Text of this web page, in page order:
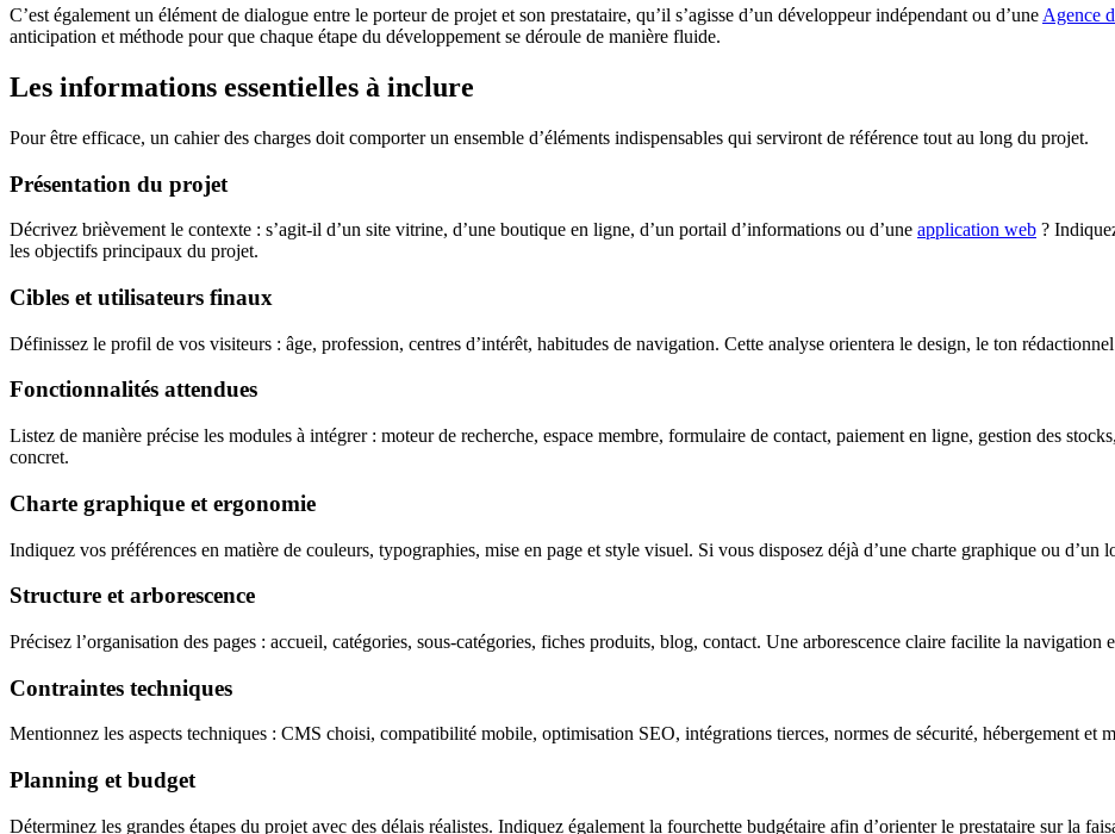
C’est également un élément de dialogue entre le porteur de projet et son prestataire, qu’il s’agisse d’un développeur indépendant ou d’une Agence
anticipation et méthode pour que chaque étape du développement se déroule de manière fluide.
Les informations essentielles à inclure
Pour être efficace, un cahier des charges doit comporter un ensemble d’éléments indispensables qui serviront de référence tout au long du projet.
Présentation du projet
Décrivez brièvement le contexte : s’agit-il d’un site vitrine, d’une boutique en ligne, d’un portail d’informations ou d’une application web ?
les objectifs principaux du projet.
Cibles et utilisateurs finaux
Définissez le profil de vos visiteurs : âge, profession, centres d’intérêt, habitudes de navigation. Cette analyse orientera le design, le ton
Fonctionnalités attendues
Listez de manière précise les modules à intégrer : moteur de recherche, espace membre, formulaire de contact, paiement en ligne, gestion des
concret.
Charte graphique et ergonomie
Indiquez vos préférences en matière de couleurs, typographies, mise en page et style visuel. Si vous disposez déjà d’une charte graphique ou d’un
Structure et arborescence
Précisez l’organisation des pages : accueil, catégories, sous-catégories, fiches produits, blog, contact. Une arborescence claire facilite la navigation
Contraintes techniques
Mentionnez les aspects techniques : CMS choisi, compatibilité mobile, optimisation SEO, intégrations tierces, normes de sécurité, hébergement et
Planning et budget
Déterminez les grandes étapes du projet avec des délais réalistes. Indiquez également la fourchette budgétaire afin d’orienter le prestataire sur la